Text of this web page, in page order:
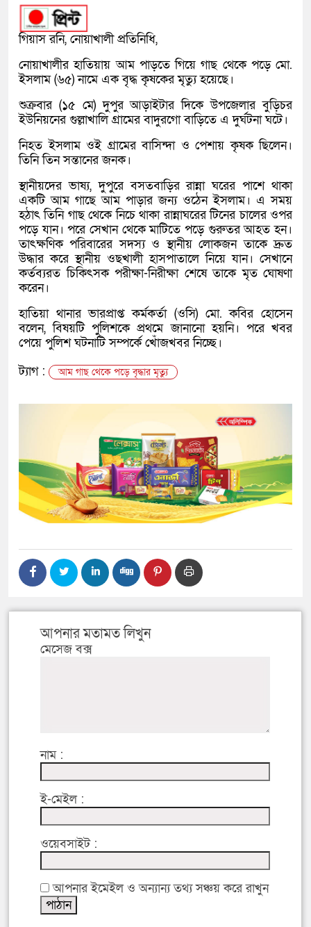
গিয়াস রনি, নোয়াখালী প্রতিনিধি,
নোয়াখালীর হাতিয়ায় আম পাড়তে গিয়ে গাছ থেকে পড়ে মো.
ইসলাম (৬৫) নামে এক বৃদ্ধ কৃষকের মৃত্যু হয়েছে।
শুক্রবার (১৫ মে) দুপুর আড়াইটার দিকে উপজেলার বুড়িচর
ইউনিয়নের গুল্লাখালি গ্রামের বাদুরগো বাড়িতে এ দুর্ঘটনা ঘটে।
নিহত ইসলাম ওই গ্রামের বাসিন্দা ও পেশায় কৃষক ছিলেন।
তিনি তিন সন্তানের জনক।
স্থানীয়দের ভাষ্য, দুপুরে বসতবাড়ির রান্না ঘরের পাশে থাকা
একটি আম গাছে আম পাড়ার জন্য ওঠেন ইসলাম। এ সময়
হঠাৎ তিনি গাছ থেকে নিচে থাকা রান্নাঘরের টিনের চালের ওপর
পড়ে যান। পরে সেখান থেকে মাটিতে পড়ে গুরুতর আহত হন।
তাৎক্ষণিক পরিবারের সদস্য ও স্থানীয় লোকজন তাকে দ্রুত
উদ্ধার করে স্থানীয় ওছখালী হাসপাতালে নিয়ে যান। সেখানে
কর্তব্যরত চিকিৎসক পরীক্ষা-নিরীক্ষা শেষে তাকে মৃত ঘোষণা
করেন।
হাতিয়া থানার ভারপ্রাপ্ত কর্মকর্তা (ওসি) মো. কবির হোসেন
বলেন, বিষয়টি পুলিশকে প্রথমে জানানো হয়নি। পরে খবর
পেয়ে পুলিশ ঘটনাটি সম্পর্কে খোঁজখবর নিচ্ছে।
ট্যাগ :
আম গাছ থেকে পড়ে বৃদ্ধার মৃত্যু
আপনার মতামত লিখুন
মেসেজ বক্স
নাম :
ই-মেইল :
ওয়েবসাইট :
আপনার ইমেইল ও অন্যান্য তথ্য সঞ্চয় করে রাখুন